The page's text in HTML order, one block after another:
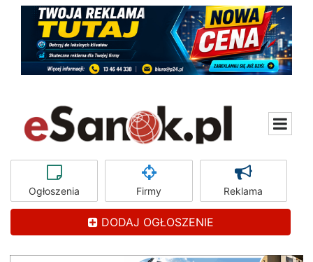
Ogłoszenia Firmy Reklama
DODAJ OGŁOSZENIE